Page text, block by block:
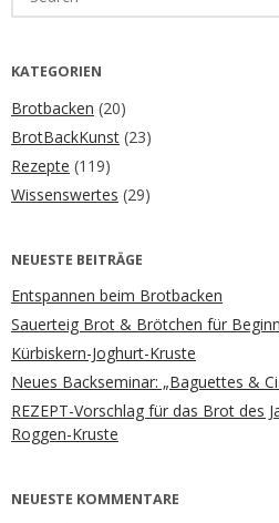
for:
KATEGORIEN
Brotbacken (20)
BrotBackKunst (23)
Rezepte (119)
Wissenswertes (29)
NEUESTE BEITRÄGE
Entspannen beim Brotbacken
Sauerteig Brot & Brötchen für
Kürbiskern-Joghurt-Kruste
Neues Backseminar: „Baguettes &
REZEPT-Vorschlag für das Brot des
Roggen-Kruste
NEUESTE KOMMENTARE